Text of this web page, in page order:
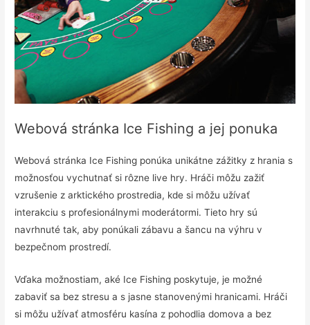
Webová stránka Ice Fishing a jej ponuka
Webová stránka Ice Fishing ponúka unikátne zážitky z hrania s
možnosťou vychutnať si rôzne live hry. Hráči môžu zažiť
vzrušenie z arktického prostredia, kde si môžu užívať
interakciu s profesionálnymi moderátormi. Tieto hry sú
navrhnuté tak, aby ponúkali zábavu a šancu na výhru v
bezpečnom prostredí.
Vďaka možnostiam, aké Ice Fishing poskytuje, je možné
zabaviť sa bez stresu a s jasne stanovenými hranicami. Hráči
si môžu užívať atmosféru kasína z pohodlia domova a bez